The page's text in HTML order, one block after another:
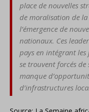
place de nouvelles
de moralisation de la
l’émergence de
nationaux. Ces
pays en intégrant les
se trouvent forcés de
manque
d’infrastructures